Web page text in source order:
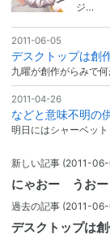
ジ…
2011-06-05
デスクトップは創
九曜が創作がらみで
2011-04-26
などと意味不明の
明日にはシャーベッ
新しい記事 (2011-
にゃおー うお
過去の記事 (2011-
デスクトップは